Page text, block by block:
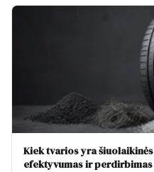
Kiek tvarios yra
efektyvumas ir perdirbimas